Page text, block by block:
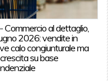
-Commercio al dettaglio,
2026: vendite in
calo congiunturale ma
su base